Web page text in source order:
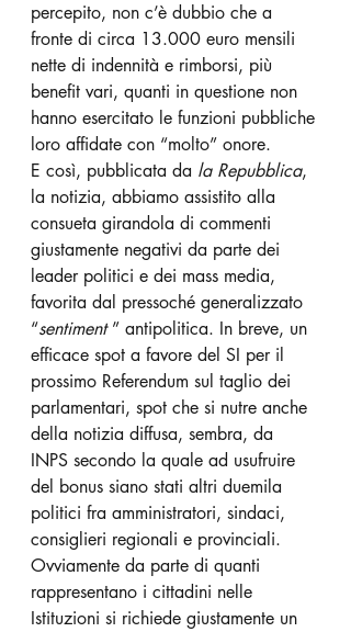
percepito, non c’è dubbio che a
fronte di circa 13.000 euro mensili
nette di indennità e rimborsi, più
benefit vari, quanti in questione non
hanno esercitato le funzioni pubbliche
loro affidate con “molto” onore.
E così, pubblicata da la Repubblica,
la notizia, abbiamo assistito alla
consueta girandola di commenti
giustamente negativi da parte dei
leader politici e dei mass media,
favorita dal pressoché generalizzato
“sentiment ” antipolitica. In breve, un
efficace spot a favore del SI per il
prossimo Referendum sul taglio dei
parlamentari, spot che si nutre anche
della notizia diffusa, sembra, da
INPS secondo la quale ad usufruire
del bonus siano stati altri duemila
politici fra amministratori, sindaci,
consiglieri regionali e provinciali.
Ovviamente da parte di quanti
rappresentano i cittadini nelle
Istituzioni si richiede giustamente un